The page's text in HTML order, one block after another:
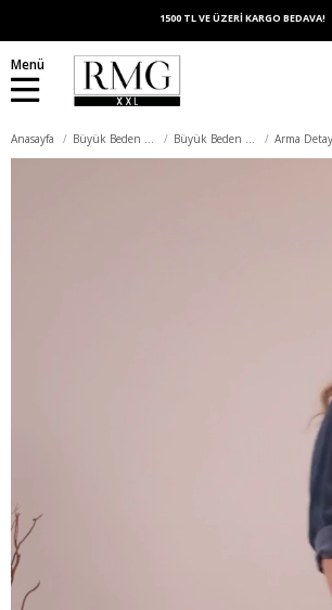
1500 TL VE ÜZERİ KARGO BEDAVA!
Menü
Anasayfa Büyük Beden Üst Giyim Büyük Beden Bluz